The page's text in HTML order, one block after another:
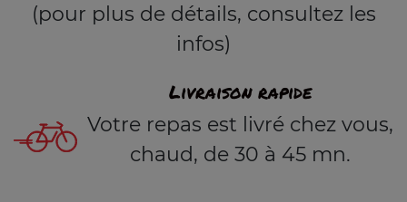
(pour plus de détails, consultez les
infos)
Livraison rapide
Votre repas est livré chez vous,
chaud, de 30 à 45 mn.